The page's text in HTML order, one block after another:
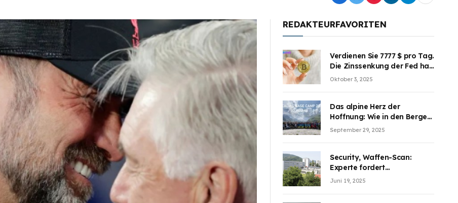
REDAKTEURFAVORITEN
Verdienen Sie 7777 $ pro Tag.
Die Zinssenkung der Fed hat
die Aufmerksamkeit des
teilzuhaben
Oktober 3, 2025
Das alpine Herz der
Hoffnung: Wie in den Bergen
Österreichs die unsichtbaren
September 29, 2025
Security, Waffen-Scan:
Experte fordert
Sicherheitsdiskussion an
Juni 19, 2025